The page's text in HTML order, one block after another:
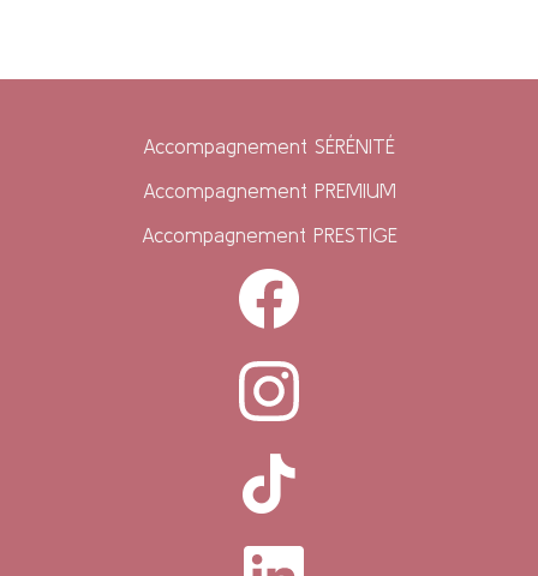
Accompagnement SÉRÉNITÉ
Accompagnement PREMIUM
Accompagnement PRESTIGE